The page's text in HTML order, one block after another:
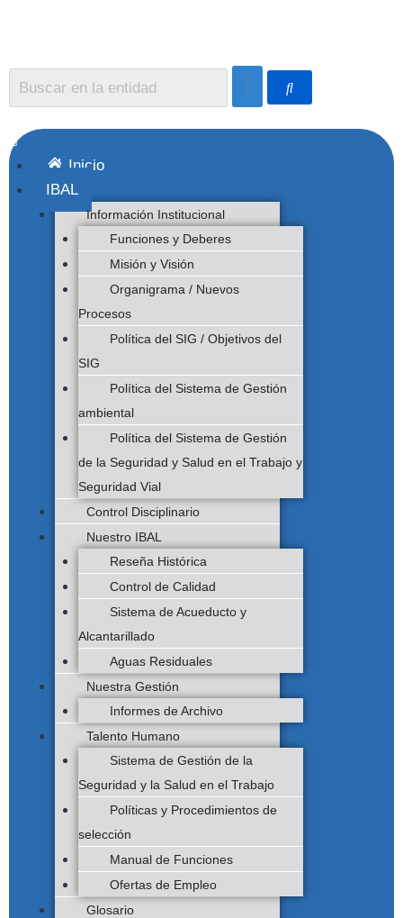
Inicio
IBAL
Información Institucional
Funciones y Deberes
Misión y Visión
Organigrama / Nuevos
Procesos
Política del SIG / Objetivos del
SIG
Política del Sistema de Gestión
ambiental
Política del Sistema de Gestión
de la Seguridad y Salud en el Trabajo y
Seguridad Vial
Control Disciplinario
Nuestro IBAL
Reseña Histórica
Control de Calidad
Sistema de Acueducto y
Alcantarillado
Aguas Residuales
Nuestra Gestión
Informes de Archivo
Talento Humano
Sistema de Gestión de la
Seguridad y la Salud en el Trabajo
Políticas y Procedimientos de
selección
Manual de Funciones
Ofertas de Empleo
Glosario